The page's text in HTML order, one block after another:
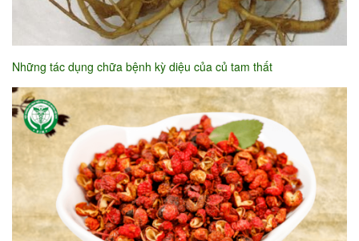
Những tác dụng chữa bệnh kỳ diệu của củ tam thất